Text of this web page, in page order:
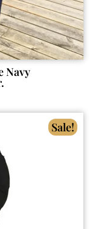
Navy
Sale!